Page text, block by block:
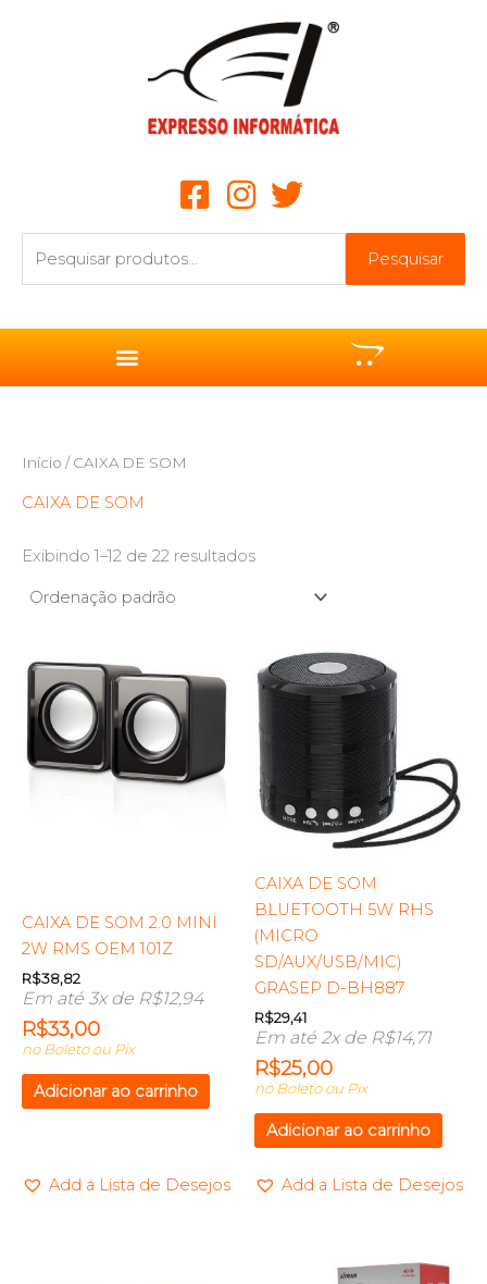
por:
Pesquisar
Início / CAIXA DE SOM
CAIXA DE SOM
Exibindo 1–12 de 22 resultados
CAIXA DE SOM 2.0 MINI
2W RMS OEM 101Z
R$38,82
Em até 3x de R$12,94
R$33,00
no Boleto ou Pix
Adicionar ao carrinho
Add a Lista de Desejos
CAIXA DE SOM
BLUETOOTH 5W RHS
(MICRO
SD/AUX/USB/MIC)
GRASEP D-BH887
R$29,41
Em até 2x de R$14,71
R$25,00
no Boleto ou Pix
Adicionar ao carrinho
Add a Lista de Desejos